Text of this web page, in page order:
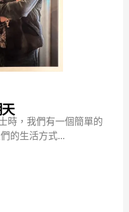
時，我們有一個簡單的
的生活方式...